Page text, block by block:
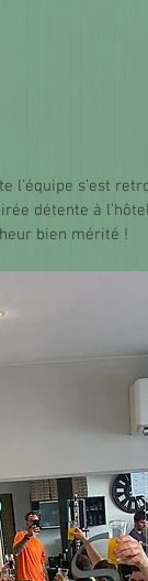
l’équipe s’est
détente à
bien mérité !